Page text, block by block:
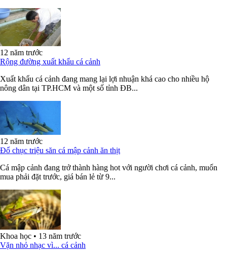
12 năm trước
Rộng đường xuất khẩu cá cảnh
Xuất khẩu cá cảnh đang mang lại lợi nhuận khá cao cho nhiều hộ
nông dân tại TP.HCM và một số tỉnh ĐB...
12 năm trước
Đổ chục triệu săn cá mập cảnh ăn thịt
Cá mập cảnh đang trở thành hàng hot với người chơi cá cảnh, muốn
mua phải đặt trước, giá bán lẻ từ 9...
Khoa học • 13 năm trước
Vặn nhỏ nhạc vì... cá cảnh